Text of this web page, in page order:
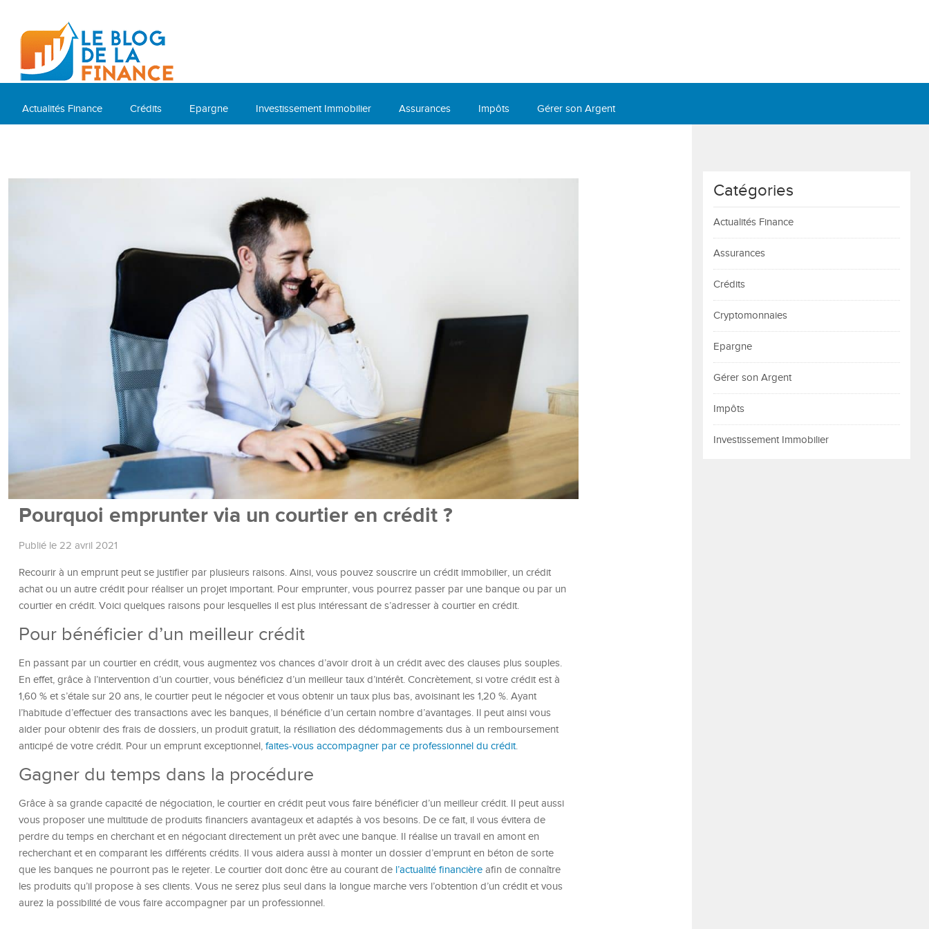
Actualités Finance Crédits Epargne Investissement Immobilier Assurances Impôts Gérer son Argent
Pourquoi emprunter via un courtier en crédit ?
Publié le 22 avril 2021
Recourir à un emprunt peut se justifier par plusieurs raisons. Ainsi, vous pouvez souscrire un crédit immobilier, un crédit
achat ou un autre crédit pour réaliser un projet important. Pour emprunter, vous pourrez passer par une banque ou par un
courtier en crédit. Voici quelques raisons pour lesquelles il est plus intéressant de s’adresser à courtier en crédit.
Pour bénéficier d’un meilleur crédit
En passant par un courtier en crédit, vous augmentez vos chances d’avoir droit à un crédit avec des clauses plus souples.
En effet, grâce à l’intervention d’un courtier, vous bénéficiez d’un meilleur taux d’intérêt. Concrètement, si votre crédit est à
1,60 % et s’étale sur 20 ans, le courtier peut le négocier et vous obtenir un taux plus bas, avoisinant les 1,20 %. Ayant
l’habitude d’effectuer des transactions avec les banques, il bénéficie d’un certain nombre d’avantages. Il peut ainsi vous
aider pour obtenir des frais de dossiers, un produit gratuit, la résiliation des dédommagements dus à un remboursement
anticipé de votre crédit. Pour un emprunt exceptionnel, faites-vous accompagner par ce professionnel du crédit.
Gagner du temps dans la procédure
Grâce à sa grande capacité de négociation, le courtier en crédit peut vous faire bénéficier d’un meilleur crédit. Il peut aussi
vous proposer une multitude de produits financiers avantageux et adaptés à vos besoins. De ce fait, il vous évitera de
perdre du temps en cherchant et en négociant directement un prêt avec une banque. Il réalise un travail en amont en
recherchant et en comparant les différents crédits. Il vous aidera aussi à monter un dossier d’emprunt en béton de sorte
que les banques ne pourront pas le rejeter. Le courtier doit donc être au courant de l’actualité financière afin de connaître
les produits qu’il propose à ses clients. Vous ne serez plus seul dans la longue marche vers l’obtention d’un crédit et vous
aurez la possibilité de vous faire accompagner par un professionnel.
Catégories
Actualités Finance
Assurances
Crédits
Cryptomonnaies
Epargne
Gérer son Argent
Impôts
Investissement Immobilier